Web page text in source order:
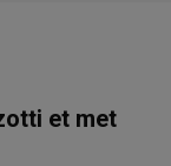
et met